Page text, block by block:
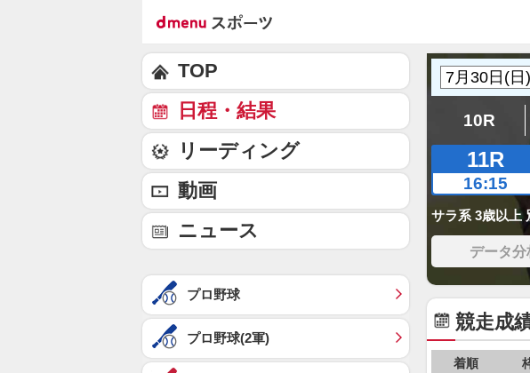
10R
11R
16:15
サラ系 3歳以上
データ分
競走成
着順
TOP
日程・結果
リーディング
動画
ニュース
プロ野球
プロ野球(2軍)